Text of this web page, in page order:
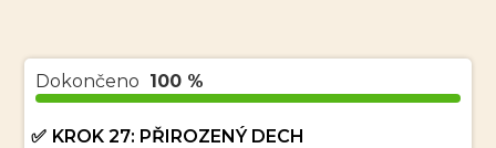
Dokončeno 100 %
KROK 27: PŘIROZENÝ DECH